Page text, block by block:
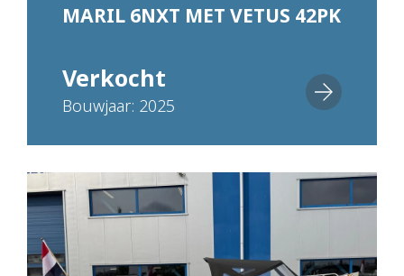
MARIL 6NXT MET VETUS 42PK
Verkocht
Bouwjaar: 2025